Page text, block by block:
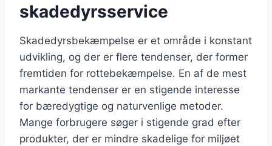
skadedyrsservice
Skadedyrsbekæmpelse er et område i konstant
udvikling, og der er flere tendenser, der former
fremtiden for rottebekæmpelse. En af de mest
markante tendenser er en stigende interesse
for bæredygtige og naturvenlige metoder.
Mange forbrugere søger i stigende grad efter
produkter, der er mindre skadelige for miljøet